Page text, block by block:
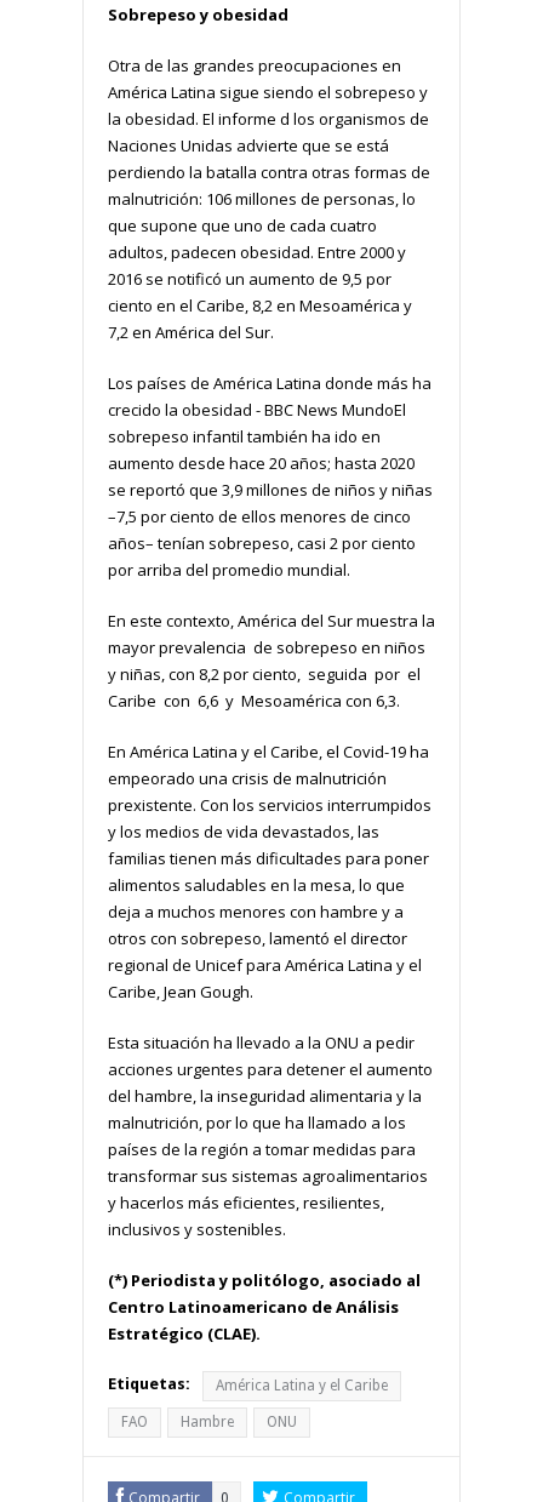
Sobrepeso y obesidad
Otra de las grandes preocupaciones en
América Latina sigue siendo el sobrepeso y
la obesidad. El informe d los organismos de
Naciones Unidas advierte que se está
perdiendo la batalla contra otras formas de
malnutrición: 106 millones de personas, lo
que supone que uno de cada cuatro
adultos, padecen obesidad. Entre 2000 y
2016 se notificó un aumento de 9,5 por
ciento en el Caribe, 8,2 en Mesoamérica y
7,2 en América del Sur.
Los países de América Latina donde más ha
crecido la obesidad - BBC News MundoEl
sobrepeso infantil también ha ido en
aumento desde hace 20 años; hasta 2020
se reportó que 3,9 millones de niños y niñas
–7,5 por ciento de ellos menores de cinco
años– tenían sobrepeso, casi 2 por ciento
por arriba del promedio mundial.
En este contexto, América del Sur muestra la
mayor prevalencia de sobrepeso en niños
y niñas, con 8,2 por ciento, seguida por el
Caribe con 6,6 y Mesoamérica con 6,3.
En América Latina y el Caribe, el Covid-19 ha
empeorado una crisis de malnutrición
prexistente. Con los servicios interrumpidos
y los medios de vida devastados, las
familias tienen más dificultades para poner
alimentos saludables en la mesa, lo que
deja a muchos menores con hambre y a
otros con sobrepeso, lamentó el director
regional de Unicef para América Latina y el
Caribe, Jean Gough.
Esta situación ha llevado a la ONU a pedir
acciones urgentes para detener el aumento
del hambre, la inseguridad alimentaria y la
malnutrición, por lo que ha llamado a los
países de la región a tomar medidas para
transformar sus sistemas agroalimentarios
y hacerlos más eficientes, resilientes,
inclusivos y sostenibles.
(*) Periodista y politólogo, asociado al
Centro Latinoamericano de Análisis
Estratégico (CLAE).
Etiquetas: América Latina y el Caribe
FAO Hambre ONU
Compartir 0 Compartir